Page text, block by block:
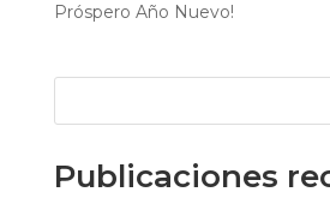
Próspero Año Nuevo!
Publicaciones